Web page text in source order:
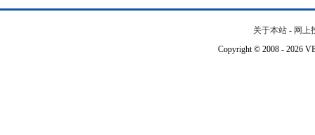
关于本站 - 网上
Copyright © 2008 - 2026